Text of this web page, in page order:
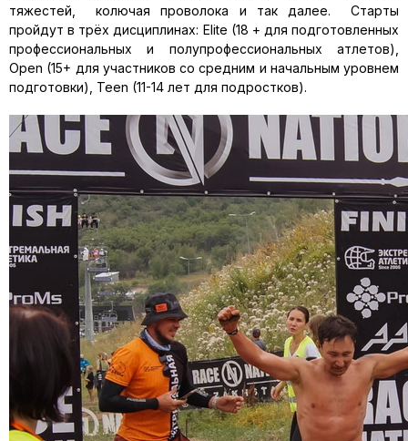
тяжестей, колючая проволока и так далее. Старты
пройдут в трёх дисциплинах: Elite (18 + для подготовленных
профессиональных и полупрофессио­нальных атлетов),
Open (15+ для участников со средним и начальным уровнем
подготовки), Teen (11-14 лет для подростков).